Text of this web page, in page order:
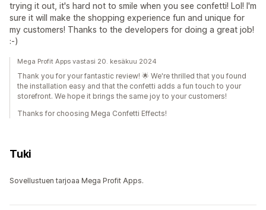
trying it out, it's hard not to smile when you see confetti! Lol! I'm
sure it will make the shopping experience fun and unique for
my customers! Thanks to the developers for doing a great job!
:-)
Mega Profit Apps vastasi 20. kesäkuu 2024
Thank you for your fantastic review! 🌟 We're thrilled that you found
the installation easy and that the confetti adds a fun touch to your
storefront. We hope it brings the same joy to your customers!
Thanks for choosing Mega Confetti Effects!
Tuki
Sovellustuen tarjoaa Mega Profit Apps.